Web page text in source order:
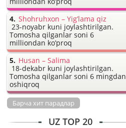
Shohruhxon – Yig’lama qiz
23-noyabr kuni joylashtirilgan.
Tomosha qilganlar soni 6
milliondan ko’proq
Husan – Salima
18-dekabr kuni joylashtirilgan.
Tomosha qilganlar soni 6 mingdan
oshiqroq
Барча хит парадлар
UZ TOP 20